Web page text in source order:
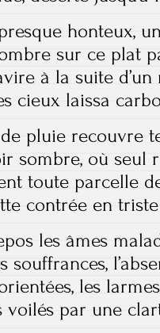
honteux,
sur ce plat
à la suite d’un
cieux laissa
pluie recouvre
sombre, où seul
toute parcelle
contrée en
les âmes
souffrances,
les
voilés par une